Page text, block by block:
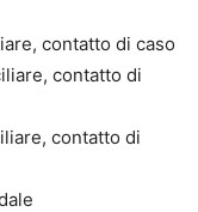
contatto di caso
contatto di
contatto di